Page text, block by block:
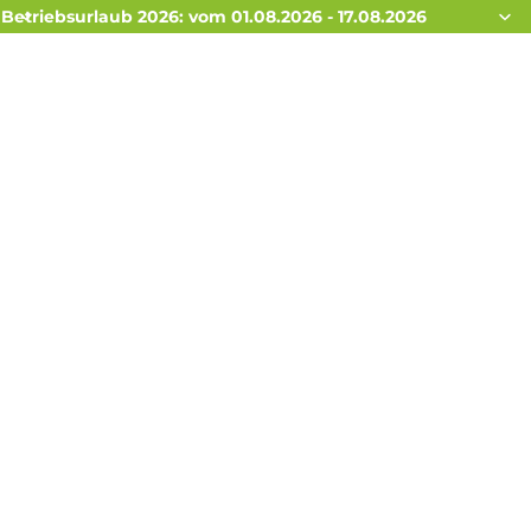
Betriebsurlaub 2026: vom 01.08.2026 - 17.08.2026